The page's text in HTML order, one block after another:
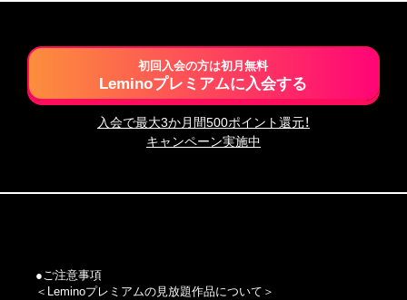
初回入会の方は初月無料
Leminoプレミアムに入会する
入会で最大3か月間500ポイント還元！
キャンペーン実施中
●ご注意事項
＜Leminoプレミアムの見放題作品について＞